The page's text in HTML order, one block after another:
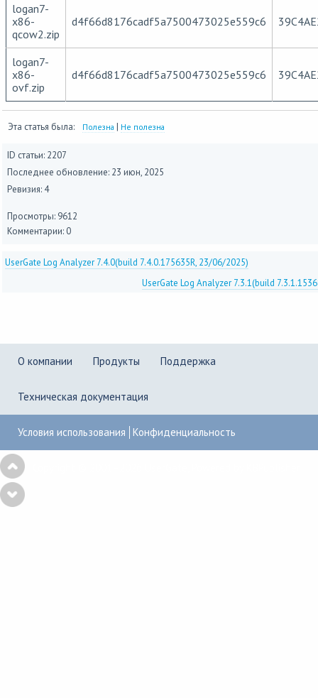
logan7-
x86-
qcow2.zip
d4f66d8176cadf5a7500473025e559c6
logan7-
x86-
ovf.zip
d4f66d8176cadf5a7500473025e559c6
Эта статья была: Полезна | Не полезна
ID статьи: 2207
Последнее обновление: 23 июн, 2025
Ревизия: 4
Просмотры: 9612
Комментарии: 0
UserGate Log Analyzer 7.4.0(build 7.4.0.175635R, 23/06/2025)
UserGate Log Analyzer 7.3.1(build
О компании Продукты Поддержка
Техническая документация
Условия использования Конфиденциальность